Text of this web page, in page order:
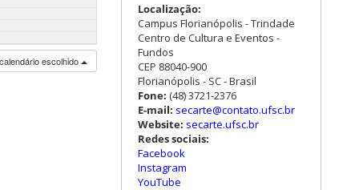
escolhido
Localização:
Campus Florianópolis - Trindade
Centro de Cultura e Eventos -
Fundos
CEP 88040-900
Florianópolis - SC - Brasil
Fone: (48) 3721-2376
E-mail: secarte@contato.ufsc.br
Website: secarte.ufsc.br
Redes sociais:
Facebook
Instagram
YouTube